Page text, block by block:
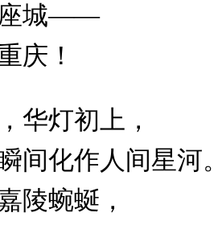
座城——
庆！
华灯初上，
间化作人间星河。
陵蜿蜒，